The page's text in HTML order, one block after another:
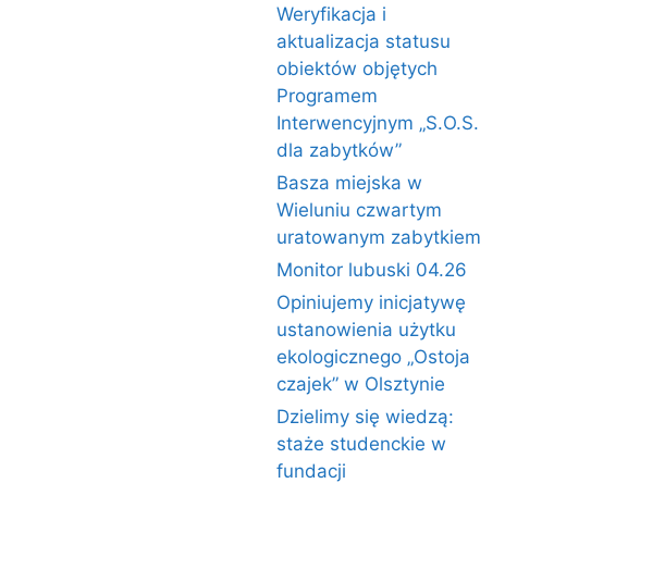
Weryfikacja i
aktualizacja statusu
obiektów objętych
Programem
Interwencyjnym „S.O.S.
dla zabytków”
Basza miejska w
Wieluniu czwartym
uratowanym zabytkiem
Monitor lubuski 04.26
Opiniujemy inicjatywę
ustanowienia użytku
ekologicznego „Ostoja
czajek” w Olsztynie
Dzielimy się wiedzą:
staże studenckie w
fundacji